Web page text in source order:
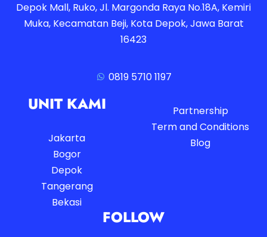
Depok Mall, Ruko, Jl. Margonda Raya No.18A, Kemiri
Muka, Kecamatan Beji, Kota Depok, Jawa Barat
16423
0819 5710 1197
UNIT KAMI
Jakarta
Bogor
Depok
Tangerang
Bekasi
Partnership
Term and Conditions
Blog
FOLLOW